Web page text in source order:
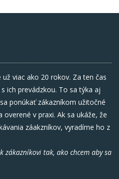
viac ako 20 rokov. Za ten čas
ich prevádzkou. To sa týka aj
ponúkať zákazníkom užitočné
v praxi. Ak sa ukáže, že
záakzníkov, vyradíme ho z
zákazníkovi tak, ako chcem aby sa